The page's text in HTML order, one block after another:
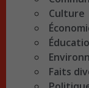
Culture
Faits